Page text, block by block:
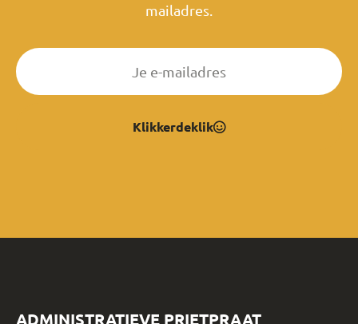
mailadres.
Klikkerdeklik
ADMINISTRATIEVE PRIETPRAAT